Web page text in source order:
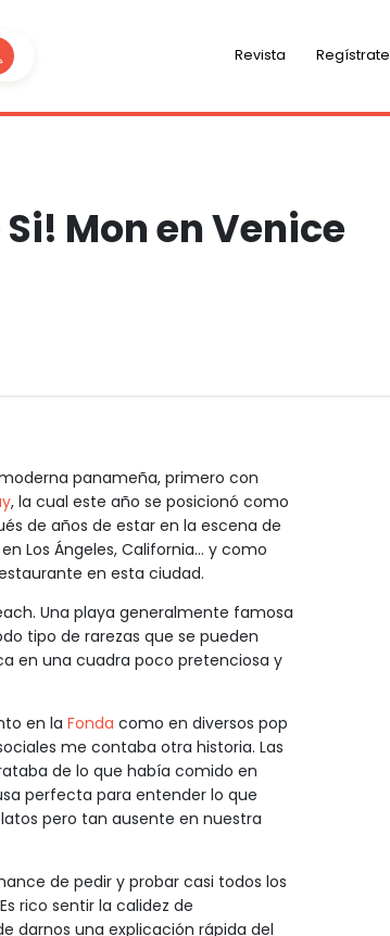
Revista Regístrate
Mon en Venice
panameña, primero con
, la cual este año se posicionó como
de años de estar en la escena de
Los Ángeles, California… y como
en esta ciudad.
Una playa generalmente famosa
tipo de rarezas que se pueden
en una cuadra poco pretenciosa y
en la Fonda como en diversos pop
me contaba otra historia. Las
de lo que había comido en
perfecta para entender lo que
pero tan ausente en nuestra
de pedir y probar casi todos los
rico sentir la calidez de
darnos una explicación rápida del